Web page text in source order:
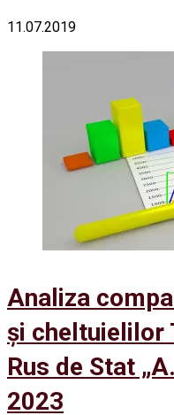
11.07.2019
Analiza
și cheltuielilor
Rus de Stat
2023